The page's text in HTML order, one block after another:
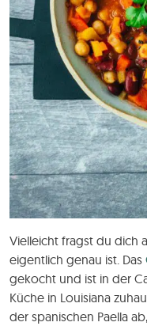
Vielleicht fragst du dich
eigentlich genau ist. Das
gekocht und ist in der
Küche in Louisiana
der spanischen Paella